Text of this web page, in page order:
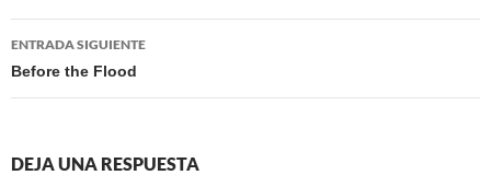
entradas
ENTRADA SIGUIENTE
Before the Flood
DEJA UNA RESPUESTA